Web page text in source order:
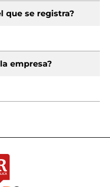
que se registra?
empresa?